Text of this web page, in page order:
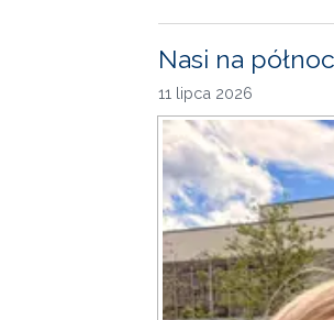
Nasi na
11 lipca 2026